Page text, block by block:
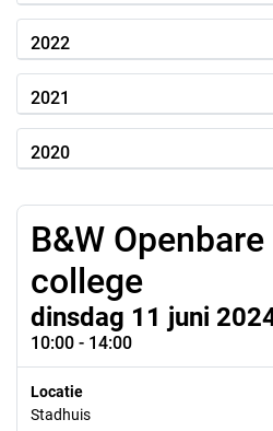
2022
2021
2020
B&W
college
dinsdag 11 juni
10:00 - 14:00
Locatie
Stadhuis